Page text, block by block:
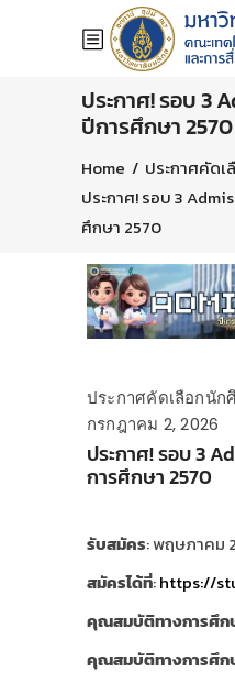
ประกาศ! รอบ 3
ปีการศึกษา 2570
Home / ประกาศคัดเ
ประกาศ! รอบ 3
ศึกษา 2570
ประกาศคัดเลือกนัก
กรกฎาคม 2, 2026
ประกาศ! รอบ 3
การศึกษา 2570
รับสมัคร: พฤษภาคม
สมัครได้ที่:https://
คุณสมบัติทางการศึก
คุณสมบัติทางการศึก